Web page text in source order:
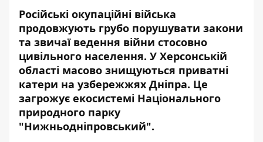
Російські окупаційні війська
продовжують грубо порушувати закони
та звичаї ведення війни стосовно
цивільного населення. У Херсонській
області масово знищуються приватні
катери на узбережжях Дніпра. Це
загрожує екосистемі Національного
природного парку
"Нижньодніпровський".